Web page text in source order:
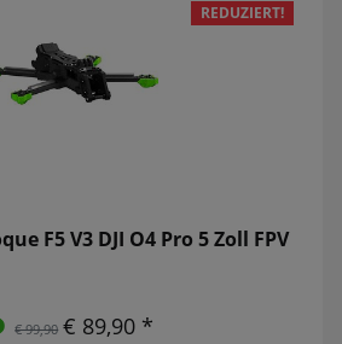
REDUZIERT!
F5 V3 DJI O4 Pro 5 Zoll FPV
€ 99,90 € 89,90 *